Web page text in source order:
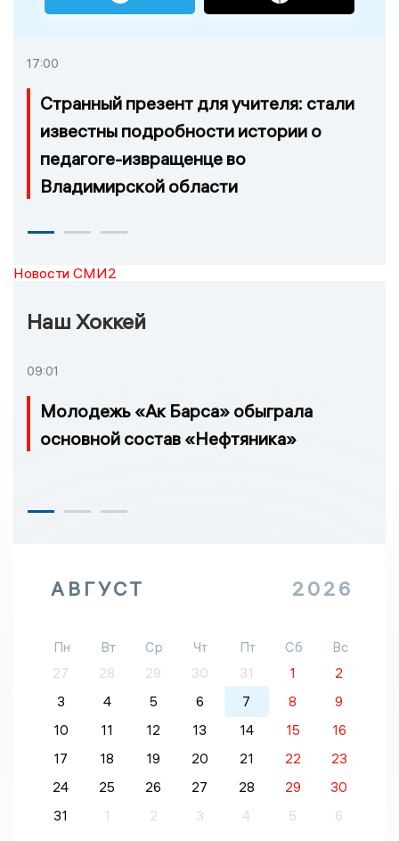
17:00
Странный презент для учителя: стали
известны подробности истории о
педагоге-извращенце во
Владимирской области
Новости СМИ2
Наш Хоккей
09:01
Молодежь «Ак Барса» обыграла
основной состав «Нефтяника»
АВГУСТ 2026
Пн Вт Ср Чт Пт Сб
Вс
27
28 29 30 31 1
2
3
4 5 6 7 8
9
10
11 12 13 14 15
16
17
18 19 20 21 22
23
24
25 26 27 28 29
30
31
1 2 3 4 5 6